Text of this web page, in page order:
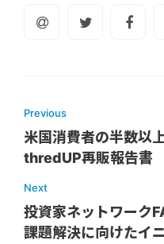
Previous
米国消費者の半数以
thredUP再販報告書
Next
投資家ネットワーク
課題解決に向けたイ